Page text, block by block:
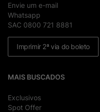
Envie um e-mail
Whatsapp
SAC 0800 721 8881
Imprimir 2ª via do boleto
MAIS BUSCADOS
Exclusivos
Spot Offer